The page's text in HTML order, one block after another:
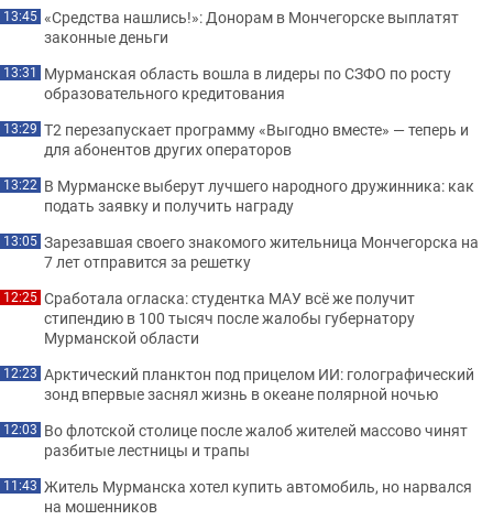
13:45 «Средства нашлись!»: Донорам в Мончегорске выплатят
законные деньги
13:31 Мурманская область вошла в лидеры по СЗФО по росту
образовательного кредитования
13:29 Т2 перезапускает программу «Выгодно вместе» — теперь и
для абонентов других операторов
13:22 В Мурманске выберут лучшего народного дружинника: как
подать заявку и получить награду
13:05 Зарезавшая своего знакомого жительница Мончегорска на
7 лет отправится за решетку
12:25 Сработала огласка: студентка МАУ всё же получит
стипендию в 100 тысяч после жалобы губернатору
Мурманской области
12:23 Арктический планктон под прицелом ИИ: голографический
зонд впервые заснял жизнь в океане полярной ночью
12:03 Во флотской столице после жалоб жителей массово чинят
разбитые лестницы и трапы
11:43 Житель Мурманска хотел купить автомобиль, но нарвался
на мошенников